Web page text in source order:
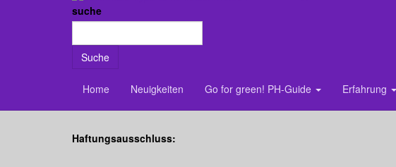
suche
Suche
Home Neuigkeiten Go for green! PH-Guide Erfahrung
Daniela Schiel
46242 Bottrop
Kontakt:
E-Mail:daniela.schiel@pulmonale-hypertonie-selbsthilfe.de
Haftungsausschluss: